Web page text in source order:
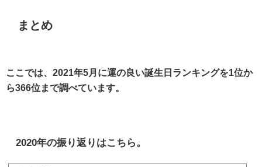
まとめ
ここでは、2021年5月に運の良い誕生日ランキングを1位か
ら366位まで調べています。
2020年の振り返りはこちら。